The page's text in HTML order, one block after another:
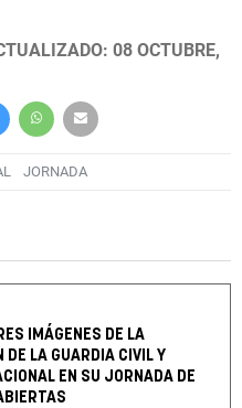
08 OCTUBRE,
JORNADA
IMÁGENES DE LA
DE LA GUARDIA CIVIL Y
EN SU JORNADA DE